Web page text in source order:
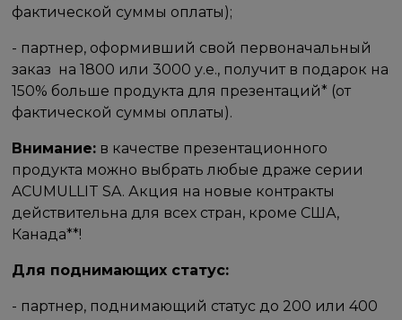
фактической суммы оплаты);
- партнер, оформивший свой первоначальный
заказ ​ на​ 1800 или​ 3000 у.е., получит в подарок на
150% больше продукта для презентаций* (от
фактической суммы оплаты).
Внимание: в качестве презентационного
продукта можно выбрать любые драже серии
ACUMULLIT SA. Акция на новые контракты
действительна для всех стран, кроме США,
Канада**!
Для поднимающих статус: ​
- партнер, поднимающий статус до 200 или​ 400